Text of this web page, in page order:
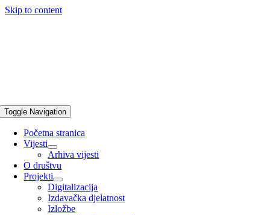
Skip to content
Toggle Navigation
Početna stranica
Vijesti
Arhiva vijesti
O društvu
Projekti
Digitalizacija
Izdavačka djelatnost
Izložbe